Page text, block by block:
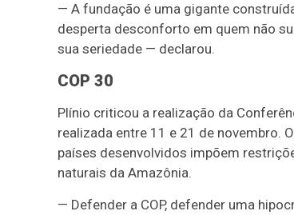
— A fundação é uma gigante
desperta desconforto em quem não
sua seriedade — declarou.
COP 30
Plínio criticou a realização da
realizada entre 11 e 21 de novembro.
países desenvolvidos impõem
naturais da Amazônia.
— Defender a COP, defender uma